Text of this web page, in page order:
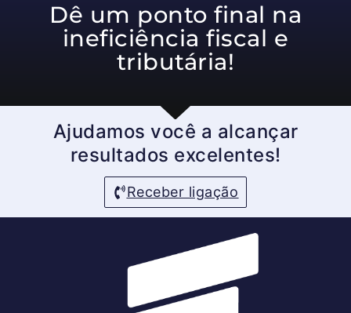
Dê um ponto final na
ineficiência fiscal e
tributária!
Ajudamos você a alcançar
resultados excelentes!
Receber ligação